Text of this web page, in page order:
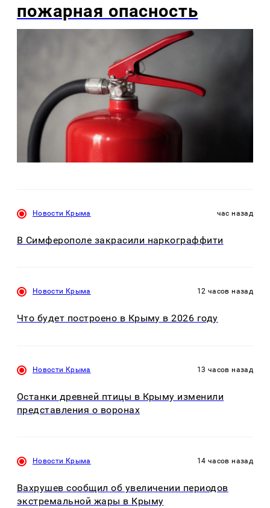
пожарная опасность
Новости Крыма час назад
В Симферополе закрасили наркограффити
Новости Крыма 12 часов назад
Что будет построено в Крыму в 2026 году
Новости Крыма 13 часов назад
Останки древней птицы в Крыму изменили
представления о воронах
Новости Крыма 14 часов назад
Вахрушев сообщил об увеличении периодов
экстремальной жары в Крыму